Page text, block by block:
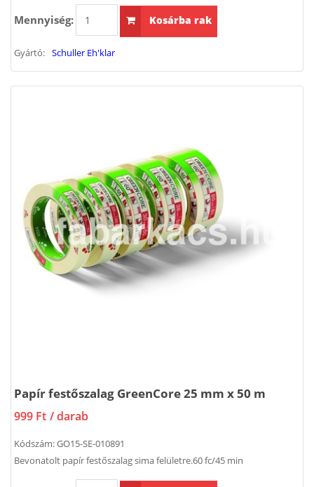
Mennyiség: Kosárba rak
Gyártó: Schuller Eh'klar
Papír festőszalag GreenCore 25 mm x 50 m
999 Ft / darab
Kódszám:GO15-SE-010891
Bevonatolt papír festőszalag sima felületre.60 fc/45 min